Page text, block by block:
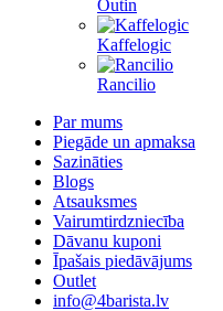
Outin
Kaffelogic
Rancilio
Par mums
Piegāde un apmaksa
Sazināties
Blogs
Atsauksmes
Vairumtirdzniecība
Dāvanu kuponi
Īpašais piedāvājums
Outlet
info@4barista.lv